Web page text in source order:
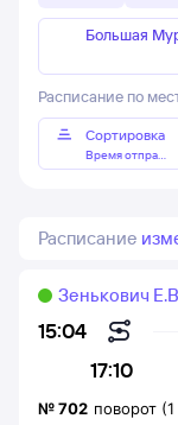
Большая
Расписание по
Сортировка
Время
Расписание
15:04
17:10
Зенькович
№702 поворот